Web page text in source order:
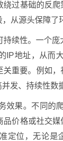
过基础的反
从源头保障了
持续性。一个
IP地址，从而
重要。例如
发、持续性数
效果。不同的
价格或社交
定位，无论